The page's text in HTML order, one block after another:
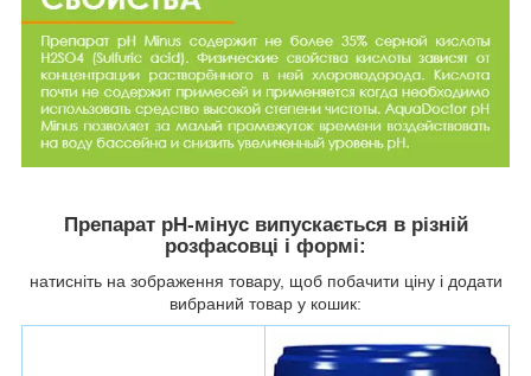
Препарат pH-мінус випускається в різній
розфасовці і формі:
натисніть на зображення товару, щоб побачити ціну і додати
вибраний товар у кошик: